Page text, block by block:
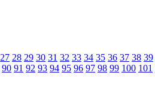
27 28 29 30 31 32 33 34 35 36 37 38 39
90 91 92 93 94 95 96 97 98 99 100 101